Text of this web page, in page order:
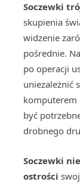
Soczewki
skupienia
widzenie
pośrednie.
po operacji
uniezależnić
komputerem
być
drobnego
Soczewki
ostrości